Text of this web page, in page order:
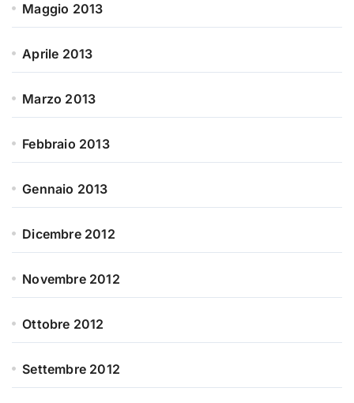
Maggio 2013
Aprile 2013
Marzo 2013
Febbraio 2013
Gennaio 2013
Dicembre 2012
Novembre 2012
Ottobre 2012
Settembre 2012